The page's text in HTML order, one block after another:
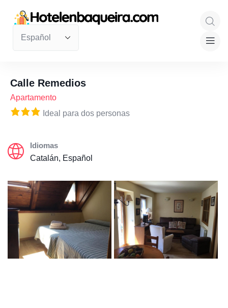
Calle Remedios
Apartamento
Ideal para dos personas
Idiomas
Catalán, Español